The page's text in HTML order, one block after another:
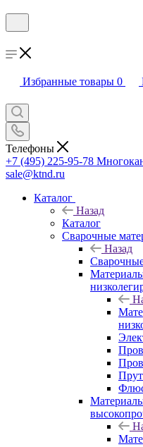
Избранные товары 0
Телефоны
+7 (495) 225-95-78
sale@ktnd.ru
Каталог
Назад
Каталог
Сварочные
Назад